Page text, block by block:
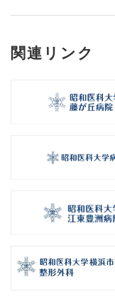
関連リンク